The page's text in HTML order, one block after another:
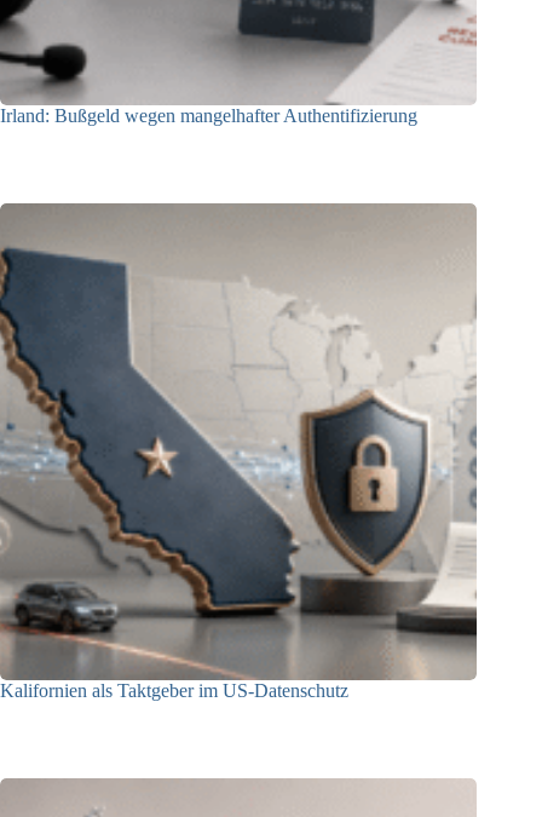
Irland: Bußgeld wegen mangelhafter Authentifizierung
Kalifornien als Taktgeber im US-Datenschutz